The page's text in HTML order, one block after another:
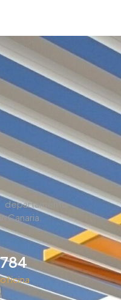
departamento
Canaria.